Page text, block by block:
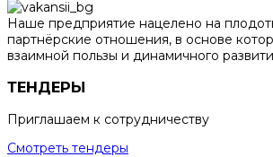
Наше предприятие нацелено на
партнёрские отношения, в основе
взаимной пользы и динамичного
ТЕНДЕРЫ
Приглашаем к сотрудничеству
Смотреть тендеры